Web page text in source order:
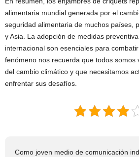
alimentaria mundial generada por el
seguridad alimentaria de muchos países,
y Asia. La adopción de medidas
internacional son esenciales para
fenómeno nos recuerda que todos somos
del cambio climático y que necesitamos
enfrentar sus desafíos.
Como joven medio de comunicación